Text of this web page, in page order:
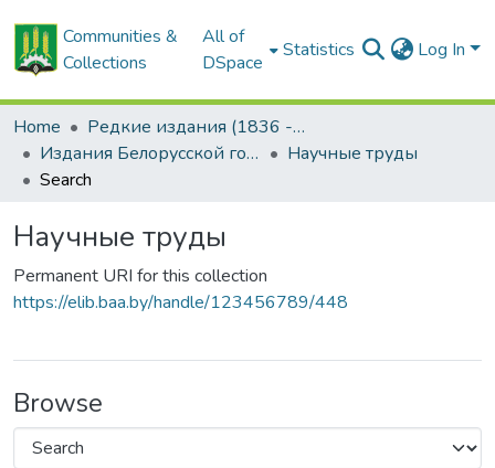
Communities &
Collections
All of
DSpace
Statistics Log In
Home
Редкие издания (1836 - 1940 гг.)
Издания Белорусской государственной сельскохозяйственной академии
Научные труды
Search
Научные труды
Permanent URI for this collection
https://elib.baa.by/handle/123456789/448
Browse